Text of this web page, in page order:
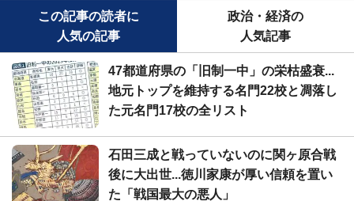
この記事の読者に
人気の記事
政治・経済の
人気記事
47都道府県の「旧制一中」の栄枯盛衰...
地元トップを維持する名門22校と凋落し
た元名門17校の全リスト
石田三成と戦っていないのに関ヶ原合戦
後に大出世...徳川家康が厚い信頼を置い
た「戦国最大の悪人」